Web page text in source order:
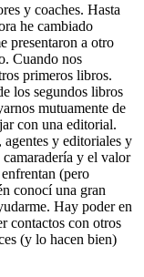
y coaches. Hasta
he cambiado
presentaron a otro
Cuando nos
primeros libros.
los segundos libros
mutuamente de
con una editorial.
agentes y editoriales y
y el valor
(pero
conocí una gran
Hay poder en
contactos con otros
(y lo hacen bien)